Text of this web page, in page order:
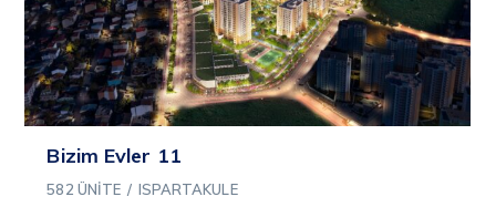
Bizim Evler 11
582 ÜNITE / ISPARTAKULE